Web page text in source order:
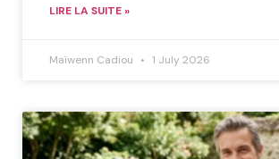
LIRE LA SUITE »
Maïwenn Cadiou 1 July 2026